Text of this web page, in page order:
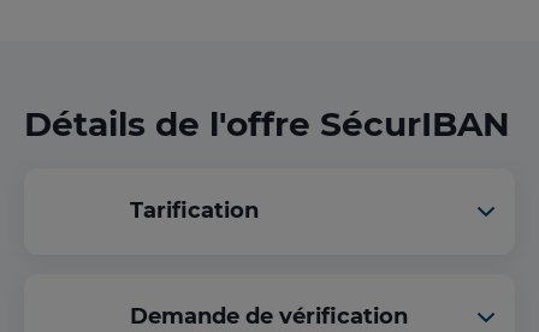
Détails de l'offre SécurIBAN
Tarification
Demande de vérification